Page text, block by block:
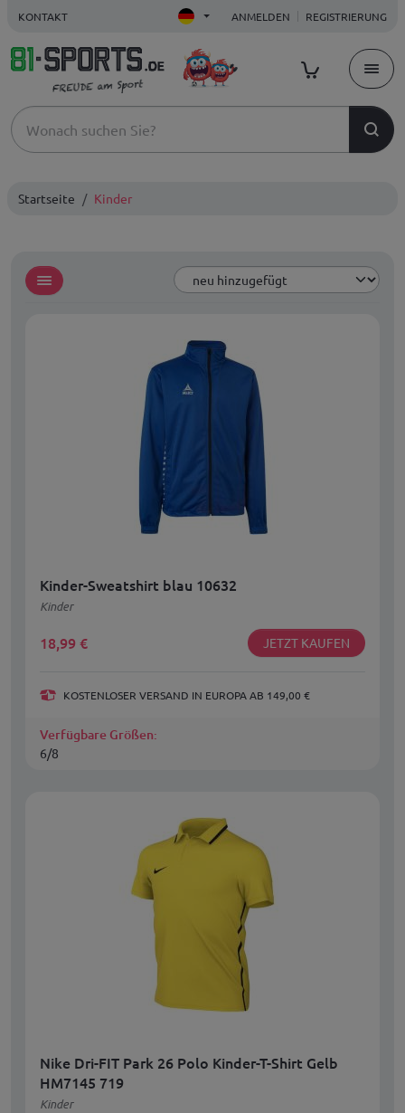
KONTAKT ANMELDEN REGISTRIERUNG
Startseite Kinder
Kinder-Sweatshirt blau 10632
Kinder
18,99 € JETZT KAUFEN
KOSTENLOSER VERSAND IN EUROPA AB 149,00 €
Verfügbare Größen:
6/8
Nike Dri-FIT Park 26 Polo Kinder-T-Shirt Gelb
HM7145 719
Kinder